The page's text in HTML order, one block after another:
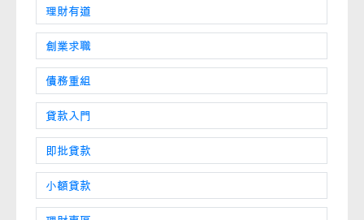
理財有道
創業求職
債務重組
貸款入門
即批貸款
小額貸款